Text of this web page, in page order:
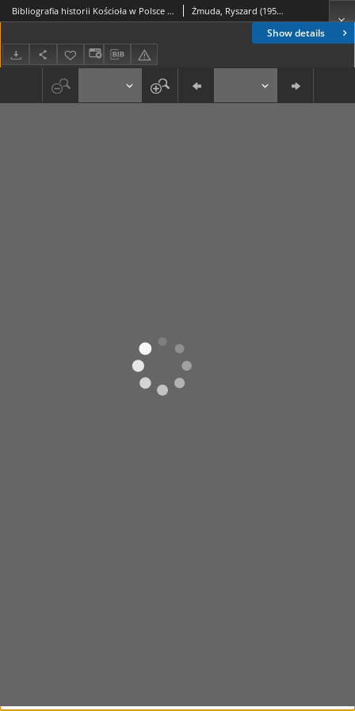
Show details
Bibliografia historii Kościoła w Polsce : za lata 1980-1981. Cz. 1 Żmuda, Ryszard (1950- ); Latawiec, Piotr